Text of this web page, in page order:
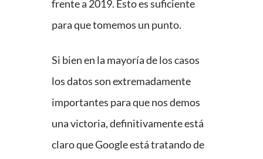
frente a 2019. Esto es suficiente
para que tomemos un punto.
Si bien en la mayoría de los casos
los datos son extremadamente
importantes para que nos demos
una victoria, definitivamente está
claro que Google está tratando de